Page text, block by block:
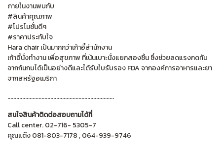
ภายในงานพบกับ
#สินค้าคุณภาพ
#โปรโมชั่นดีๆ
#ราคาประทับใจ
Hara chair เป็นมากกว่าเก้าอี้สำนักงาน
เก้าอี้นั่งทำงาน เพื่อสุขภาพ ที่เน้นเบาะนั่งแยกสองชิ้น ซึ่งช่วยลดแรงกดทับ
จากก้นกบได้เป็นอย่างดีและได้รับใบรับรอง FDA จากองค์การอาหารและยา
จากสหรัฐอเมริกา
........................................................................
สนใจสินค้าติดต่อสอบถามได้ที่
Call center. 02-716- 5305-7
คุณแต๊ง 081-803-7178 , 064-939-9746